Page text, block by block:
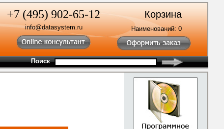
+7 (495) 902-65-12
info@datasystem.ru
Корзина
Наименований:0
Поиск